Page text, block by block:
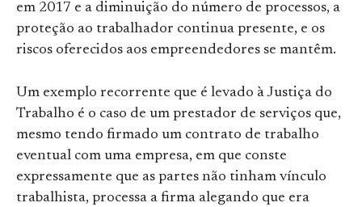
em 2017 e a diminuição do número de processos, a
proteção ao trabalhador continua presente, e os
riscos oferecidos aos empreendedores se mantêm.
Um exemplo recorrente que é levado à Justiça do
Trabalho é o caso de um prestador de serviços que,
mesmo tendo firmado um contrato de trabalho
eventual com uma empresa, em que conste
expressamente que as partes não tinham vínculo
trabalhista, processa a firma alegando que era